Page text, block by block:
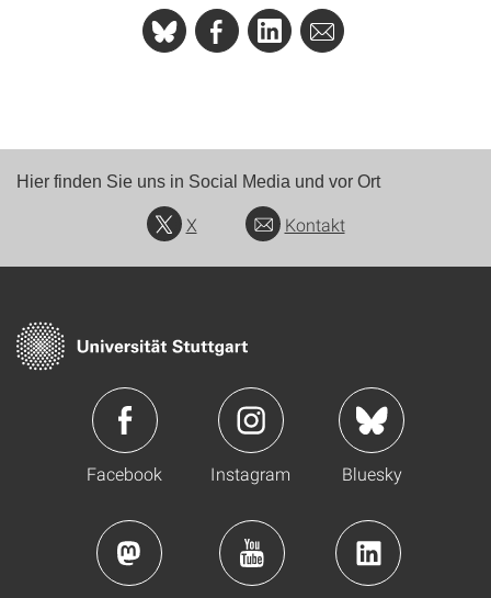
Hier finden Sie uns in Social Media und vor Ort
X Kontakt
Facebook Instagram Bluesky